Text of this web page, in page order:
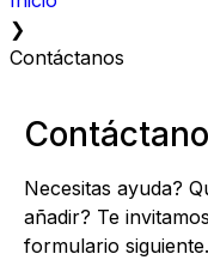
❯
Contáctanos
Necesitas ayuda?
añadir? Te
formulario siguiente.